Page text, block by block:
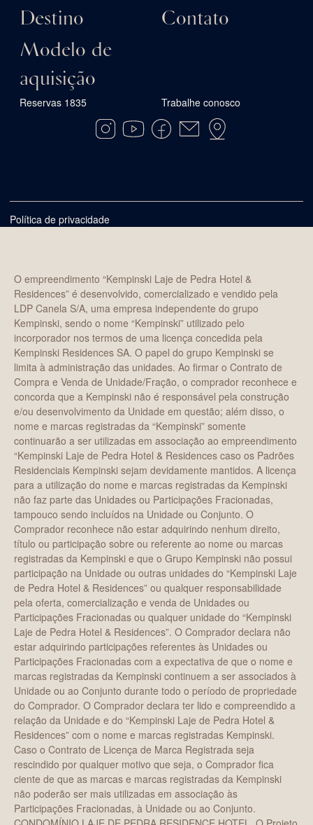
Destino
Modelo de
aquisição
Contato
Reservas 1835 Trabalhe conosco
Política de privacidade
O empreendimento “Kempinski Laje de Pedra Hotel &
Residences” é desenvolvido, comercializado e vendido pela
LDP Canela S/A, uma empresa independente do grupo
Kempinski, sendo o nome “Kempinski” utilizado pelo
incorporador nos termos de uma licença concedida pela
Kempinski Residences SA. O papel do grupo Kempinski se
limita à administração das unidades. Ao firmar o Contrato de
Compra e Venda de Unidade/Fração, o comprador reconhece e
concorda que a Kempinski não é responsável pela construção
e/ou desenvolvimento da Unidade em questão; além disso, o
nome e marcas registradas da “Kempinski” somente
continuarão a ser utilizadas em associação ao empreendimento
“Kempinski Laje de Pedra Hotel & Residences caso os Padrões
Residenciais Kempinski sejam devidamente mantidos. A licença
para a utilização do nome e marcas registradas da Kempinski
não faz parte das Unidades ou Participações Fracionadas,
tampouco sendo incluídos na Unidade ou Conjunto. O
Comprador reconhece não estar adquirindo nenhum direito,
título ou participação sobre ou referente ao nome ou marcas
registradas da Kempinski e que o Grupo Kempinski não possui
participação na Unidade ou outras unidades do “Kempinski Laje
de Pedra Hotel & Residences” ou qualquer responsabilidade
pela oferta, comercialização e venda de Unidades ou
Participações Fracionadas ou qualquer unidade do “Kempinski
Laje de Pedra Hotel & Residences”. O Comprador declara não
estar adquirindo participações referentes às Unidades ou
Participações Fracionadas com a expectativa de que o nome e
marcas registradas da Kempinski continuem a ser associados à
Unidade ou ao Conjunto durante todo o período de propriedade
do Comprador. O Comprador declara ter lido e compreendido a
relação da Unidade e do “Kempinski Laje de Pedra Hotel &
Residences” com o nome e marcas registradas Kempinski.
Caso o Contrato de Licença de Marca Registrada seja
rescindido por qualquer motivo que seja, o Comprador fica
ciente de que as marcas e marcas registradas da Kempinski
não poderão ser mais utilizadas em associação às
Participações Fracionadas, à Unidade ou ao Conjunto.